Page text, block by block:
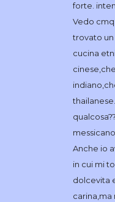
forte.
Vedo
trovato
cucina
Anche io
in cui mi
dolcevita
carina,ma